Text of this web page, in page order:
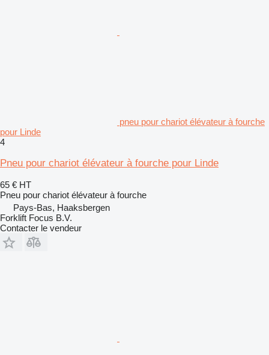
pneu pour chariot élévateur à fourche
pour Linde
4
Pneu pour chariot élévateur à fourche pour Linde
65 € HT
Pneu pour chariot élévateur à fourche
Pays-Bas, Haaksbergen
Forklift Focus B.V.
Contacter le vendeur